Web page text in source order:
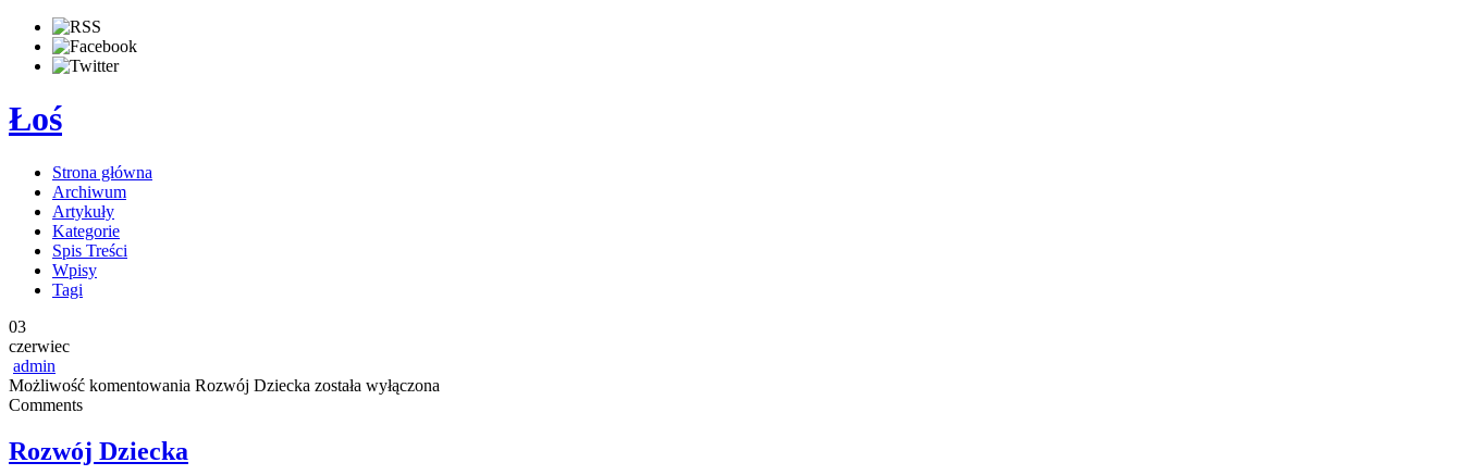
Łoś
Strona główna
Archiwum
Artykuły
Kategorie
Spis Treści
Wpisy
Tagi
03
czerwiec
admin
Możliwość komentowania Rozwój Dziecka została wyłączona
Comments
Rozwój Dziecka